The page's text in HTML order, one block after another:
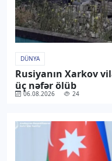
DÜNYA
Rusiyanın Xarkov
üç nəfər ölüb
06.08.2026 24